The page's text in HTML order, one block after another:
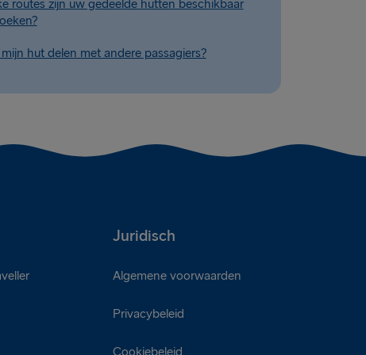
routes zijn uw gedeelde hutten beschikbaar
hut delen met andere passagiers?
Juridisch
Algemene voorwaarden
Privacybeleid